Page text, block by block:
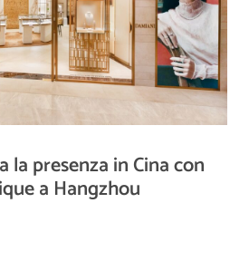
presenza in Cina con
a Hangzhou